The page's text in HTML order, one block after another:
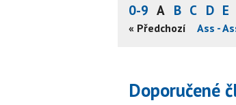
0-9 A B C D E
« Předchozí
Ass - Ass Ass - Ass Ass -
Doporučené